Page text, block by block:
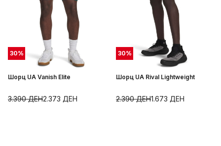
30%
Шорц UA Vanish Elite
2.373 ДЕН
3.390ДЕН
30%
Шорц UA Rival Lightweight
1.673 ДЕН
2.390ДЕН